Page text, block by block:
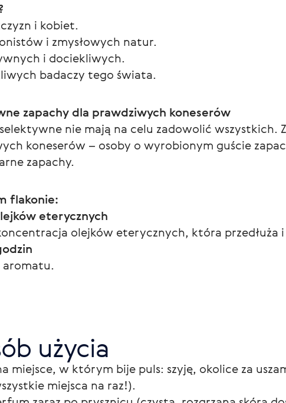
i kobiet.
i zmysłowych natur.
i dociekliwych.
badaczy tego świata.
zapachy dla prawdziwych koneserów
nie mają na celu zadowolić wszystkich.
koneserów – osoby o wyrobionym guście
zapachy.
flakonie:
eterycznych
olejków eterycznych, która przedłuża
aromatu.
użycia
miejsce, w którym bije puls: szyję, okolice za
miejsca na raz!).